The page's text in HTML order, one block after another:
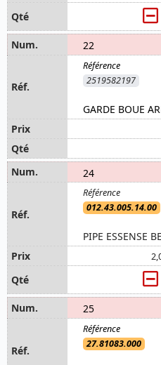
22
2519582197
GARDE BOUE
24
012.43.005.14.00
PIPE ESSENSE
25
27.81083.000